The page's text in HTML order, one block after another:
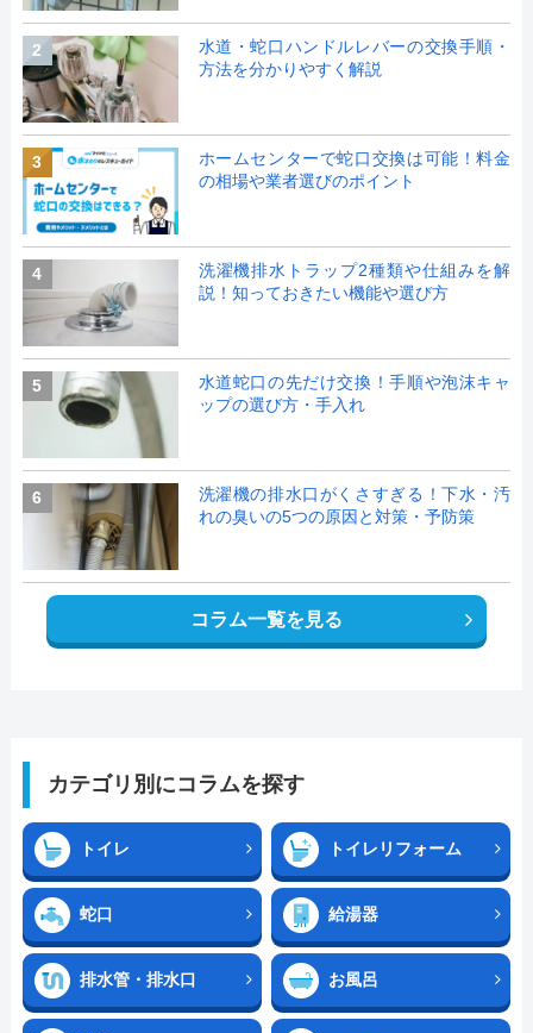
2
水道・蛇口ハンドルレバーの交換手順・
方法を分かりやすく解説
3
ホームセンターで蛇口交換は可能！料金
の相場や業者選びのポイント
4
洗濯機排水トラップ2種類や仕組みを解
説！知っておきたい機能や選び方
5
水道蛇口の先だけ交換！手順や泡沫キャ
ップの選び方・手入れ
6
洗濯機の排水口がくさすぎる！下水・汚
れの臭いの5つの原因と対策・予防策
コラム一覧を見る
カテゴリ別にコラムを探す
トイレ トイレリフォーム
蛇口 給湯器
排水管・排水口 お風呂